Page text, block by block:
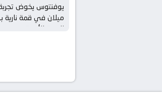
يوفنتوس يخوض
ميلان في قمة نارية
الودية للأندية